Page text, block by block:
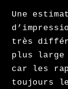
Une
très
plus large
car les
toujours